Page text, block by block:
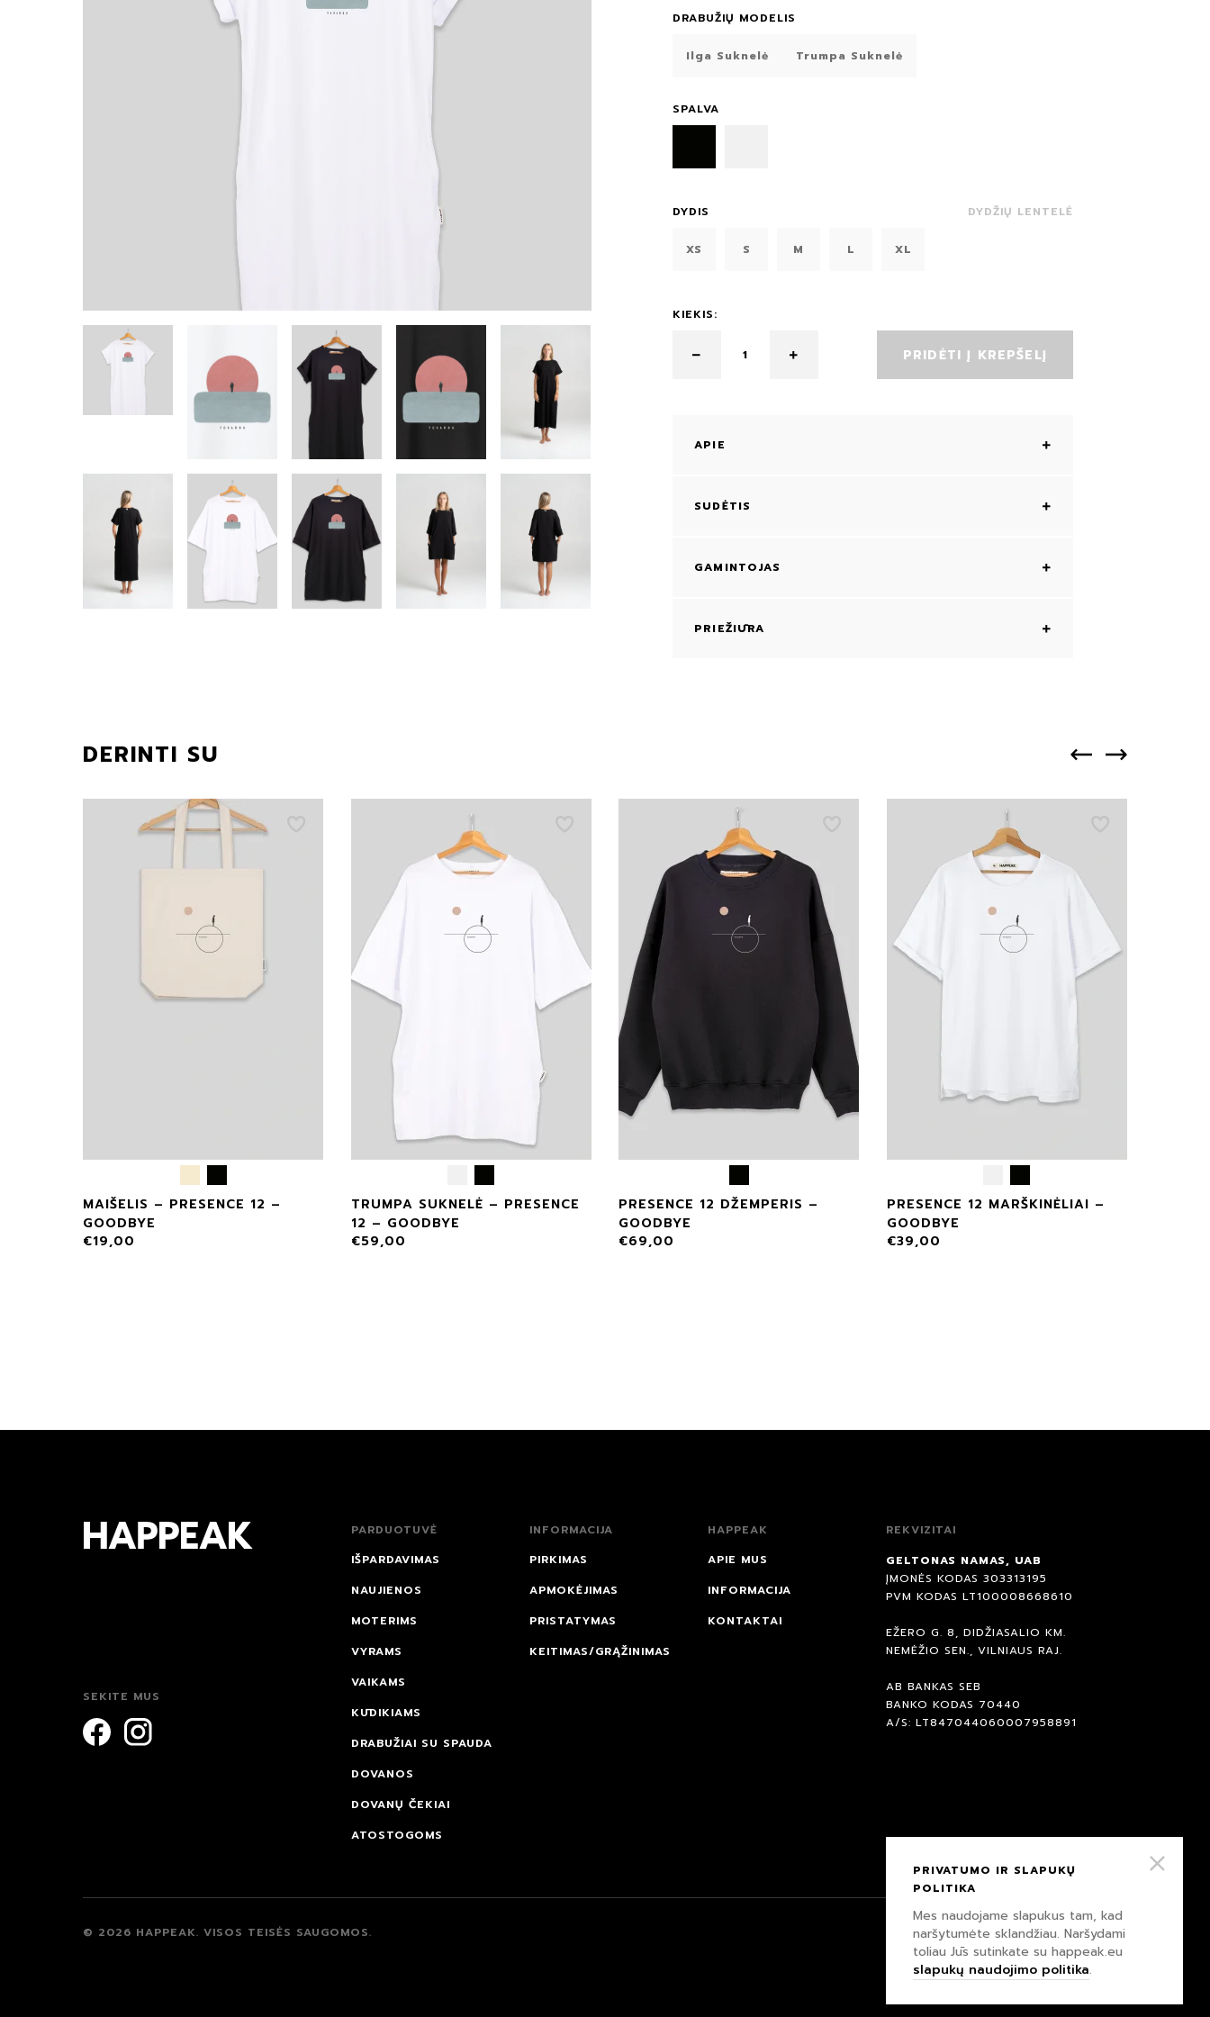
DRABUŽIŲ MODELIS
Ilga Suknelė Trumpa Suknelė
SPALVA
DYDIS DYDŽIŲ LENTELĖ
XS S M L XL
KIEKIS:
PRIDĖTI Į KREPŠELĮ
APIE
SUDĖTIS
GAMINTOJAS
PRIEŽIŪRA
DERINTI SU
MAIŠELIS – PRESENCE 12 –
GOODBYE
€19,00
TRUMPA SUKNELĖ – PRESENCE
12 – GOODBYE
€59,00
PRESENCE 12 DŽEMPERIS –
GOODBYE
€69,00
PRESENCE 12 MARŠKINĖLIAI –
GOODBYE
€39,00
SEKITE MUS
PARDUOTUVĖ
IŠPARDAVIMAS
NAUJIENOS
MOTERIMS
VYRAMS
VAIKAMS
KŪDIKIAMS
DRABUŽIAI SU SPAUDA
DOVANOS
DOVANŲ ČEKIAI
ATOSTOGOMS
INFORMACIJA
PIRKIMAS
APMOKĖJIMAS
PRISTATYMAS
KEITIMAS/GRĄŽINIMAS
HAPPEAK
APIE MUS
INFORMACIJA
KONTAKTAI
REKVIZITAI
GELTONAS NAMAS, UAB
ĮMONĖS KODAS 303313195
PVM KODAS LT100008668610
EŽERO G. 8, DIDŽIASALIO KM.
NEMĖŽIO SEN., VILNIAUS RAJ.
AB BANKAS SEB
BANKO KODAS 70440
A/S: LT847044060007958891
© 2026 HAPPEAK. VISOS TEISĖS SAUGOMOS. PRIVATUMO IR SLAPUKŲ POLITIKA
PRIVATUMO IR SLAPUKŲ
POLITIKA
Mes naudojame slapukus tam, kad
naršytumėte sklandžiau. Naršydami
toliau Jūs sutinkate su happeak.eu
slapukų naudojimo politika.